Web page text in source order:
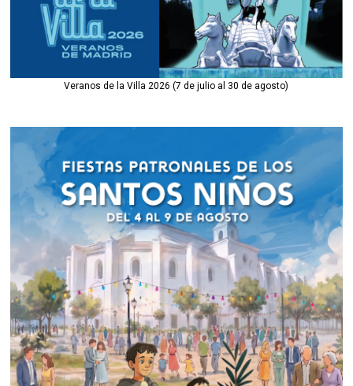
Veranos de la Villa 2026 (7 de julio al 30 de agosto)